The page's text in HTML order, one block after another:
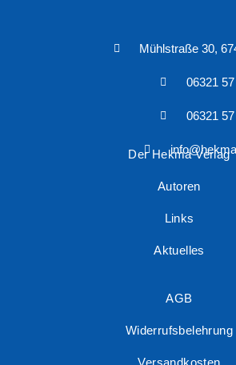
Mühlstraße 30,
06321
06321
Der Hekma Verlag
Autoren
Links
Aktuelles
AGB
Widerrufsbelehrung
Versandkosten